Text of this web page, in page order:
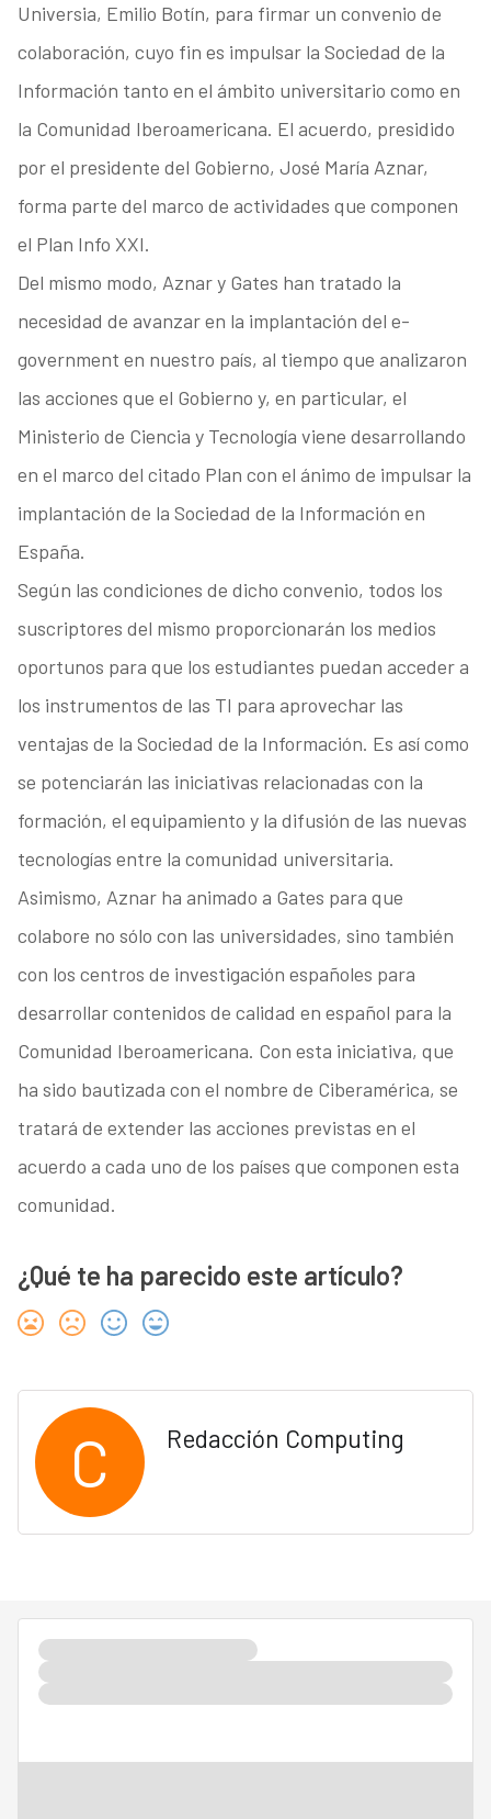
Universia, Emilio Botín, para firmar un convenio de
colaboración, cuyo fin es impulsar la Sociedad de la
Información tanto en el ámbito universitario como en
la Comunidad Iberoamericana. El acuerdo, presidido
por el presidente del Gobierno, José María Aznar,
forma parte del marco de actividades que componen
el Plan Info XXI.
Del mismo modo, Aznar y Gates han tratado la
necesidad de avanzar en la implantación del e-
government en nuestro país, al tiempo que analizaron
las acciones que el Gobierno y, en particular, el
Ministerio de Ciencia y Tecnología viene desarrollando
en el marco del citado Plan con el ánimo de impulsar la
implantación de la Sociedad de la Información en
España.
Según las condiciones de dicho convenio, todos los
suscriptores del mismo proporcionarán los medios
oportunos para que los estudiantes puedan acceder a
los instrumentos de las TI para aprovechar las
ventajas de la Sociedad de la Información. Es así como
se potenciarán las iniciativas relacionadas con la
formación, el equipamiento y la difusión de las nuevas
tecnologías entre la comunidad universitaria.
Asimismo, Aznar ha animado a Gates para que
colabore no sólo con las universidades, sino también
con los centros de investigación españoles para
desarrollar contenidos de calidad en español para la
Comunidad Iberoamericana. Con esta iniciativa, que
ha sido bautizada con el nombre de Ciberamérica, se
tratará de extender las acciones previstas en el
acuerdo a cada uno de los países que componen esta
comunidad.
¿Qué te ha parecido este artículo?
C Redacción Computing